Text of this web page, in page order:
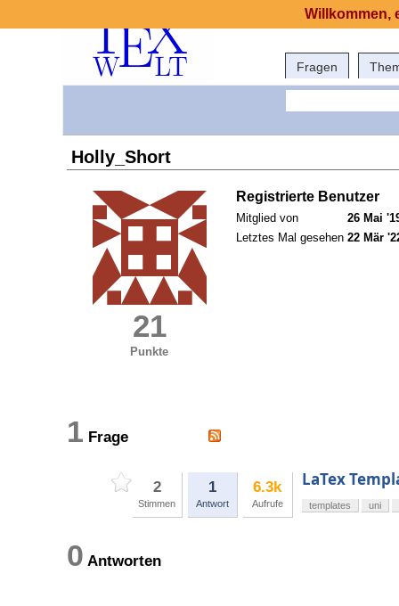
Fragen
Holly_Short
21
Punkte
Registrierte Benutzer
Mitglied von
26 Mai
Letztes Mal gesehen 22 Mär
1 Frage
2
Stimmen
1
Antwort
6.3k
Aufrufe
LaTex
templates uni
0 Antworten
Willkommen,